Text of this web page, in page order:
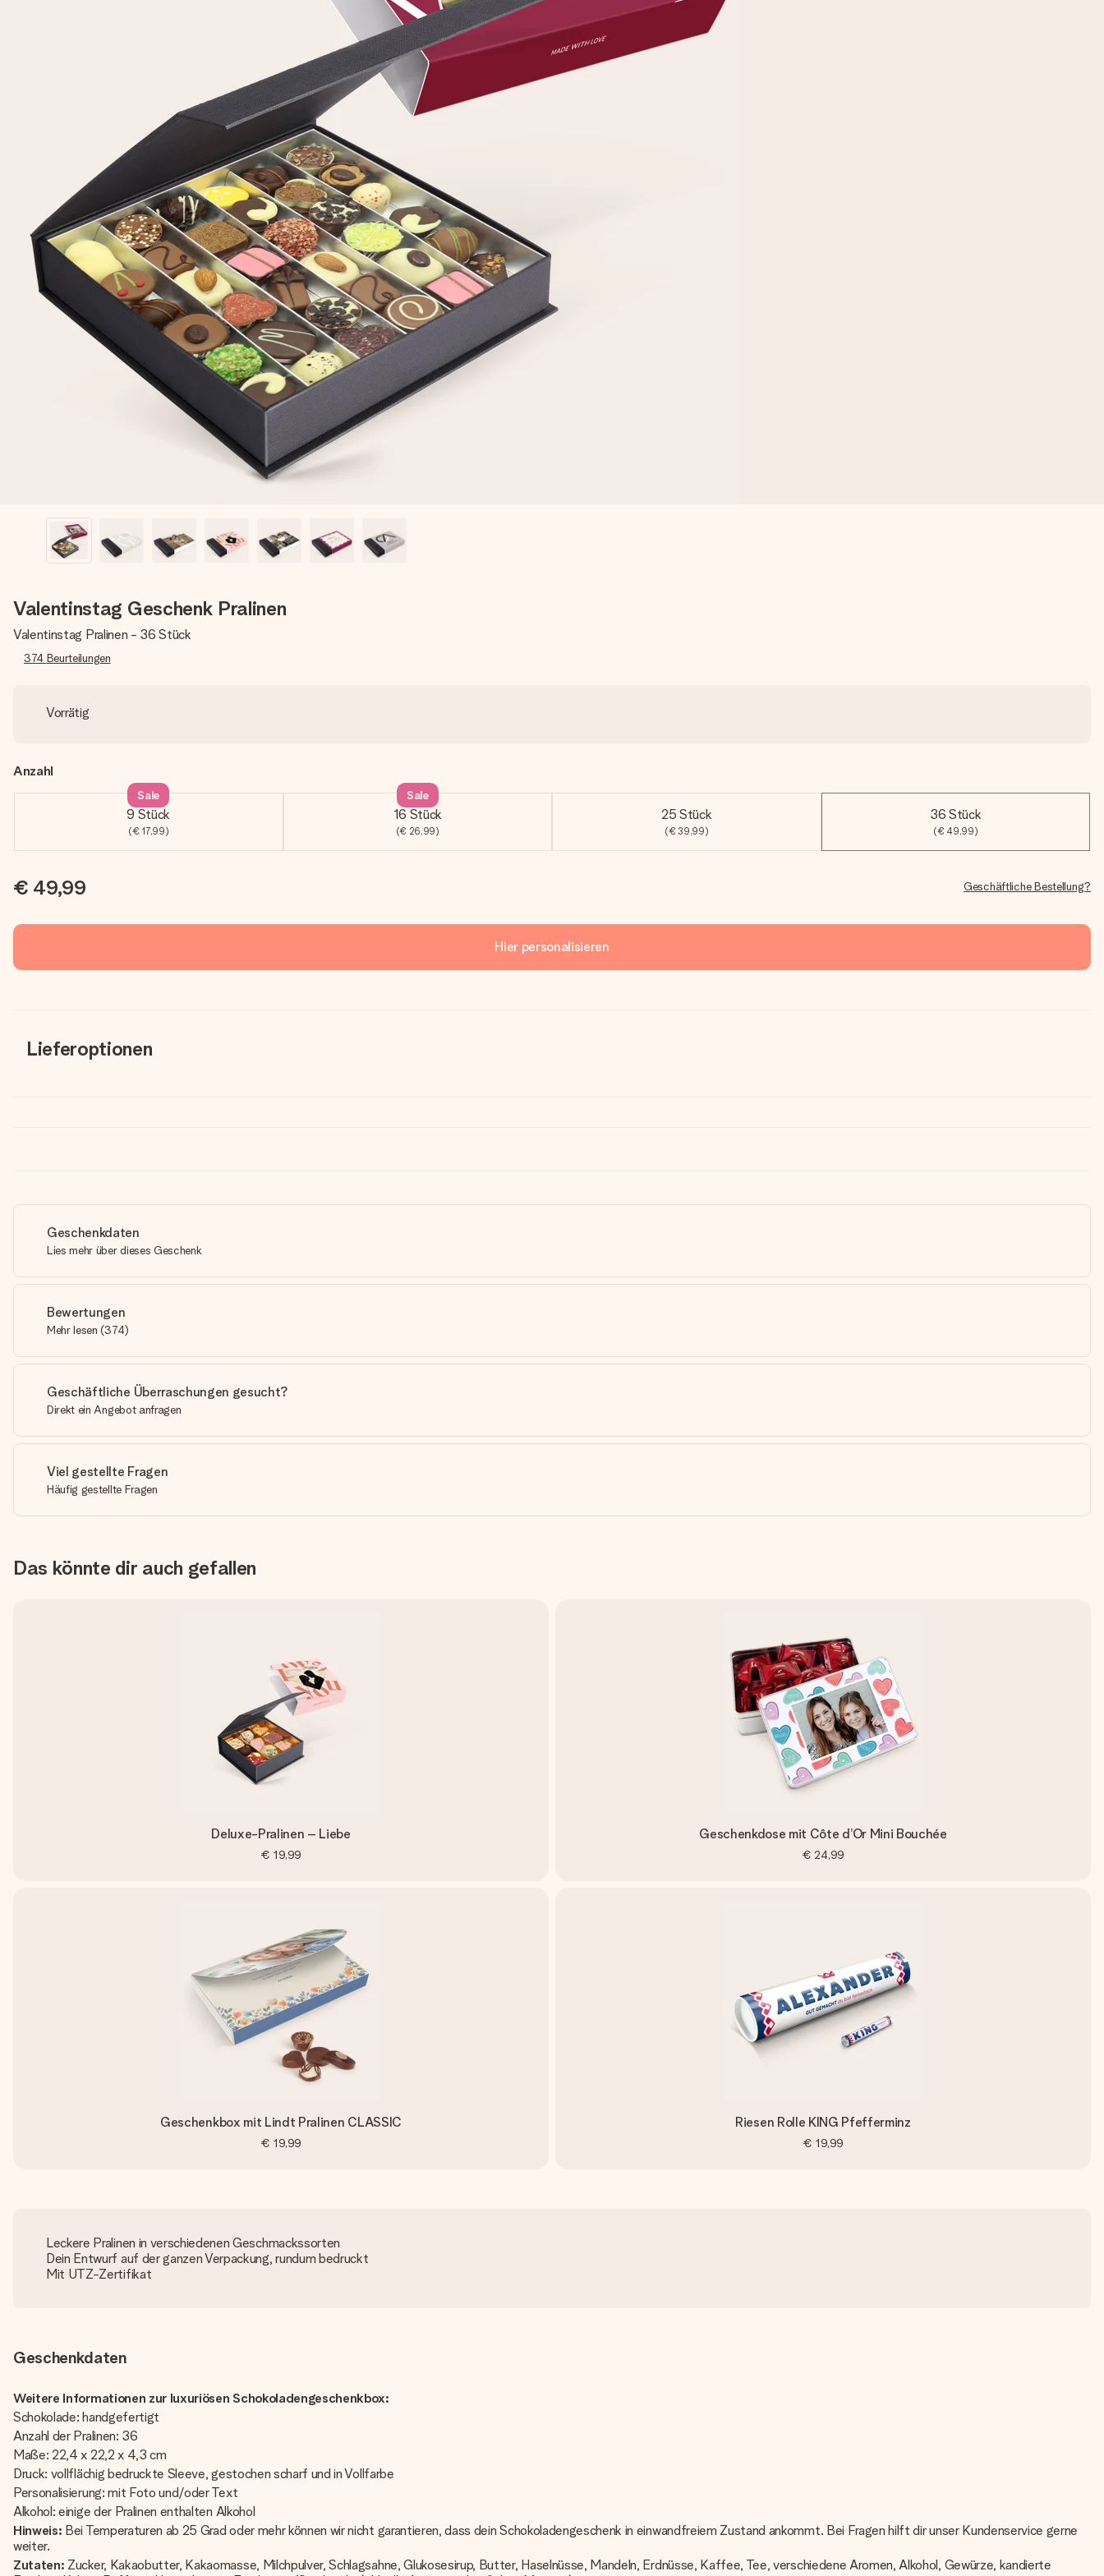
Valentinstag Geschenk Pralinen
Valentinstag Pralinen - 36 Stück
374 Beurteilungen
Vorrätig
Anzahl
9 Stück
(€ 17,99)
Sale
16 Stück
(€ 26,99)
Sale
25 Stück
(€ 39,99)
36 Stück
(€ 49,99)
€ 49,99 Geschäftliche Bestellung?
Hier personalisieren
Lieferoptionen
Geschenkdaten
Lies mehr über dieses Geschenk
Bewertungen
Mehr lesen (374)
Geschäftliche Überraschungen gesucht?
Direkt ein Angebot anfragen
Viel gestellte Fragen
Häufig gestellte Fragen
Das könnte dir auch gefallen
Deluxe-Pralinen – Liebe
€ 19,99
Geschenkdose mit Côte d’Or Mini Bouchée
€ 24,99
Geschenkbox mit Lindt Pralinen CLASSIC
€ 19,99
Riesen Rolle KING Pfefferminz
€ 19,99
Leckere Pralinen in verschiedenen Geschmackssorten
Dein Entwurf auf der ganzen Verpackung, rundum bedruckt
Mit UTZ-Zertifikat
Geschenkdaten
Weitere Informationen zur luxuriösen Schokoladengeschenkbox:
Schokolade: handgefertigt
Anzahl der Pralinen: 36
Maße: 22,4 x 22,2 x 4,3 cm
Druck: vollflächig bedruckte Sleeve, gestochen scharf und in Vollfarbe
Personalisierung: mit Foto und/oder Text
Alkohol: einige der Pralinen enthalten Alkohol
Hinweis: Bei Temperaturen ab 25 Grad oder mehr können wir nicht garantieren, dass dein Schokoladengeschenk in einwandfreiem Zustand ankommt. Bei Fragen hilft dir unser Kundenservice gerne
weiter.
Zutaten: Zucker, Kakaobutter, Kakaomasse, Milchpulver, Schlagsahne, Glukosesirup, Butter, Haselnüsse, Mandeln, Erdnüsse, Kaffee, Tee, verschiedene Aromen, Alkohol, Gewürze, kandierte